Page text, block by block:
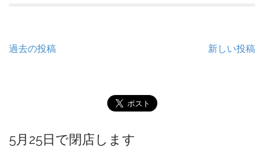
投
ゲ
ー
過去の投稿 新しい投稿
5月25日で閉店します